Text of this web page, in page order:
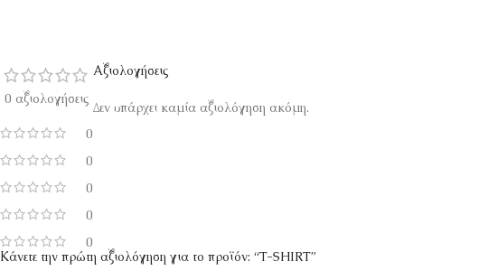
0 αξιολογήσεις
0
0
0
0
0
Αξιολογήσεις
Δεν υπάρχει καμία αξιολόγηση ακόμη.
Κάνετε την πρώτη αξιολόγηση για το προϊόν: “T-SHIRT”